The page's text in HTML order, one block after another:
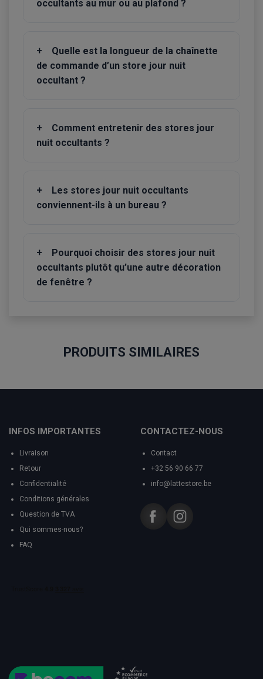
occultants au mur ou au plafond ?
+
Quelle est la longueur de la chaînette
de commande d’un store jour nuit
occultant ?
+
Comment entretenir des stores jour
nuit occultants ?
+
Les stores jour nuit occultants
conviennent-ils à un bureau ?
+
Pourquoi choisir des stores jour nuit
occultants plutôt qu’une autre décoration
de fenêtre ?
PRODUITS SIMILAIRES
INFOS IMPORTANTES
Livraison
Retour
Confidentialité
Conditions générales
Question de TVA
Qui sommes-nous?
FAQ
CONTACTEZ-NOUS
Contact
+32 56 90 66 77
info@lattestore.be